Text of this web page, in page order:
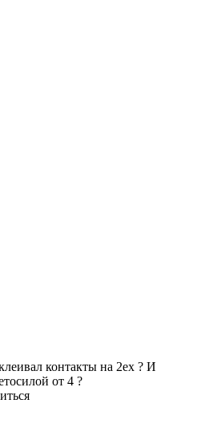
контакты на 2ех ? И
от 4 ?